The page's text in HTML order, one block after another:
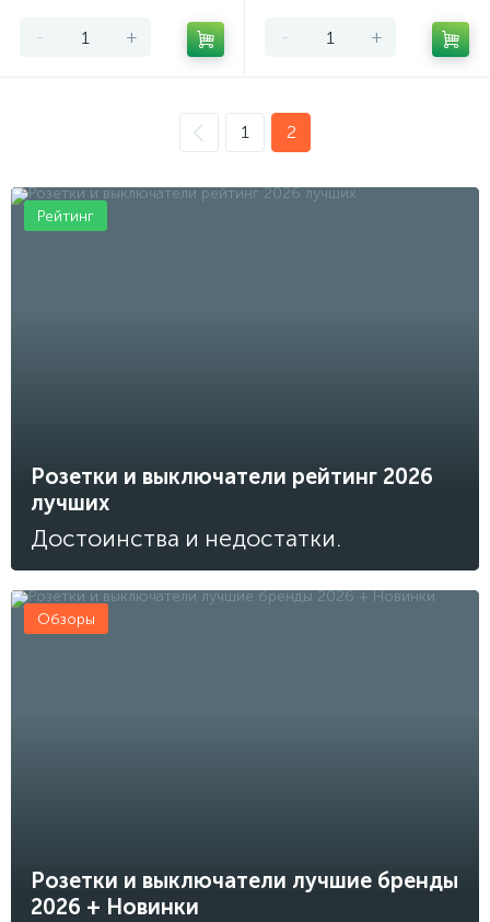
- + - +
1 2
Розетки и выключатели рейтинг 2026
лучших
Достоинства и недостатки.
Рейтинг
Розетки и выключатели лучшие бренды
2026 + Новинки
Обзоры